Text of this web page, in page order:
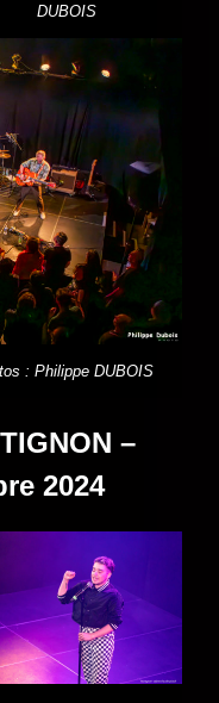
DUBOIS
: Philippe DUBOIS
–
2024